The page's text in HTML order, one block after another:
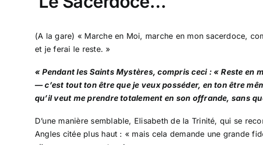
(A la gare) « Marche en Moi, marche en mon sacerdoce,
et je ferai le reste. »
« Pendant les Saints Mystères, compris ceci : « Reste
— c’est tout ton être que je veux posséder, en ton être
qu’il veut me prendre totalement en son offrande, sans
D’une manière semblable, Elisabeth de la Trinité, qui se
Angles citée plus haut : « mais cela demande une grande